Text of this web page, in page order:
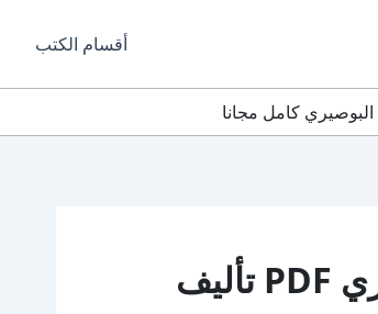
أقسام الكتب
تحميل كتاب بردة المديح للإمام البوصيري PDF تأليف